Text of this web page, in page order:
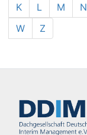
K
L M N
W
Z